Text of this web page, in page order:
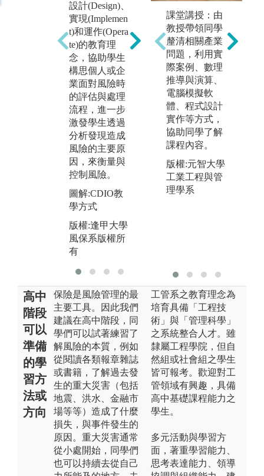
設計(Design)、
實現(Implemen
t)和運作(Opera
te)的教育理
念，協助學生
構思個人或企
業面對風險時
的評估與處理
流程，進一步
激發學生透過
分析發現造成
風險的主要原
因，來衡量與
控制風險。
圖解:CDIO教
學方式
版權:逢甲大學
風保系版權所
有
除專任教師授
課外，課程更
與產業界緊密
結合並與實務
接軌，透過業
界師資教學，
引進實務界知
識與經驗。
圖解:邀請業界
高階主管蒞系
演講
版權:逢甲大學
風保系版權所
有
課堂講授：由
教授帶領同學
釐清相關產業
問題，利用實
際案例、數理
推導與演算、
電腦模擬軟
體、程式設計
實作等方式，
協助同學了解
課程內容。
版權:元智大學
工業工程與管
理學系
高中
階段
可以
準備
的學
習方
法或
方向
保險是風險管理的最
主要工具。因此我們
建議在高中階段，同
學們可以試著練習了
解風險的本質，例如
從閱讀各類報章雜誌
或書籍，了解過去發
生的重大災害（包括
地震、洪水、金融市
場等等）造成了什麼
損失，與事件發生的
原因。重大災害通常
從小處開始，同學們
也可以持續去從自己
工管系之教育理念為
培育具備「工程技
術」與「管理科學」
之系統整合人才。雖
隸屬工程學院，但自
然組或社會組之學生
皆可報考。歡迎對工
管領域有興趣，具備
高中基礎課程能力之
學生。
多元活動與學習方
面，著重學習能力、
思考表達能力、領導